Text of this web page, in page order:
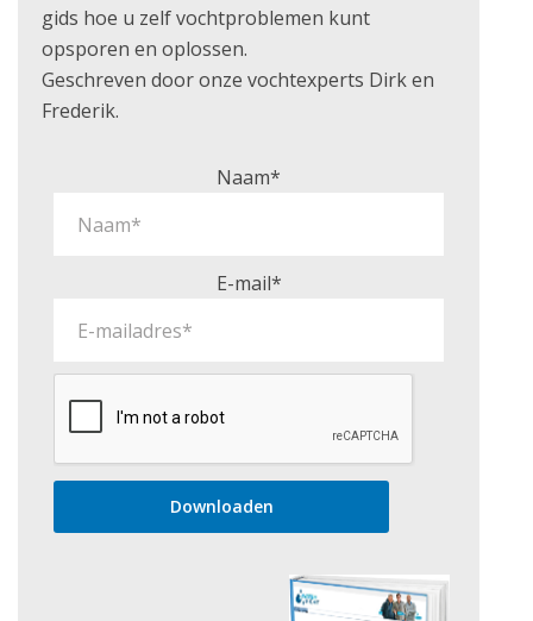
gids hoe u zelf vochtproblemen kunt
opsporen en oplossen.
Geschreven door onze vochtexperts Dirk en
Frederik.
Naam*
E-mail*